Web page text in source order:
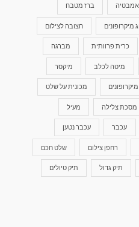
אמבטיה ברז מטבח
מיקרופונים חצובה לצילום
כרית פרוותית מברגה
מיטה לכלב מיקסר
מיקרופונים מכונית על שלט
מסכת צלילה מעיל
עכבר עכבר נטען
רחפן צילום שלט חכם
תיק גדול תיק טיולים